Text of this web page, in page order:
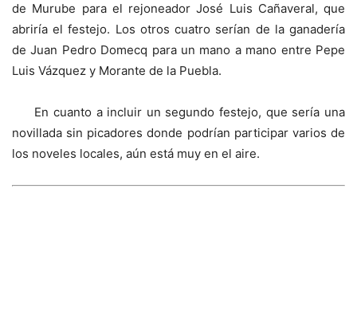
de Murube para el rejoneador José Luis Cañaveral, que
abriría el festejo. Los otros cuatro serían de la ganadería
de Juan Pedro Domecq para un mano a mano entre Pepe
Luis Vázquez y Morante de la Puebla.
En cuanto a incluir un segundo festejo, que sería una
novillada sin picadores donde podrían participar varios de
los noveles locales, aún está muy en el aire.